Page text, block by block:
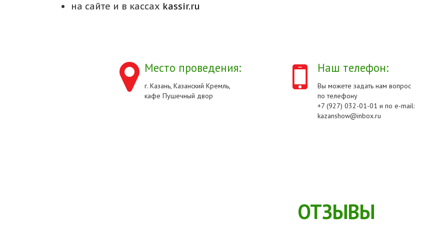
на сайте и в кассах kassir.ru
Место проведения:
г. Казань, Казанский Кремль,
кафе Пушечный двор
Наш телефон:
Вы можете задать нам вопрос
по телефону
+7 (927) 032-01-01 и по e-mail:
kazanshow@inbox.ru
ОТЗЫВЫ